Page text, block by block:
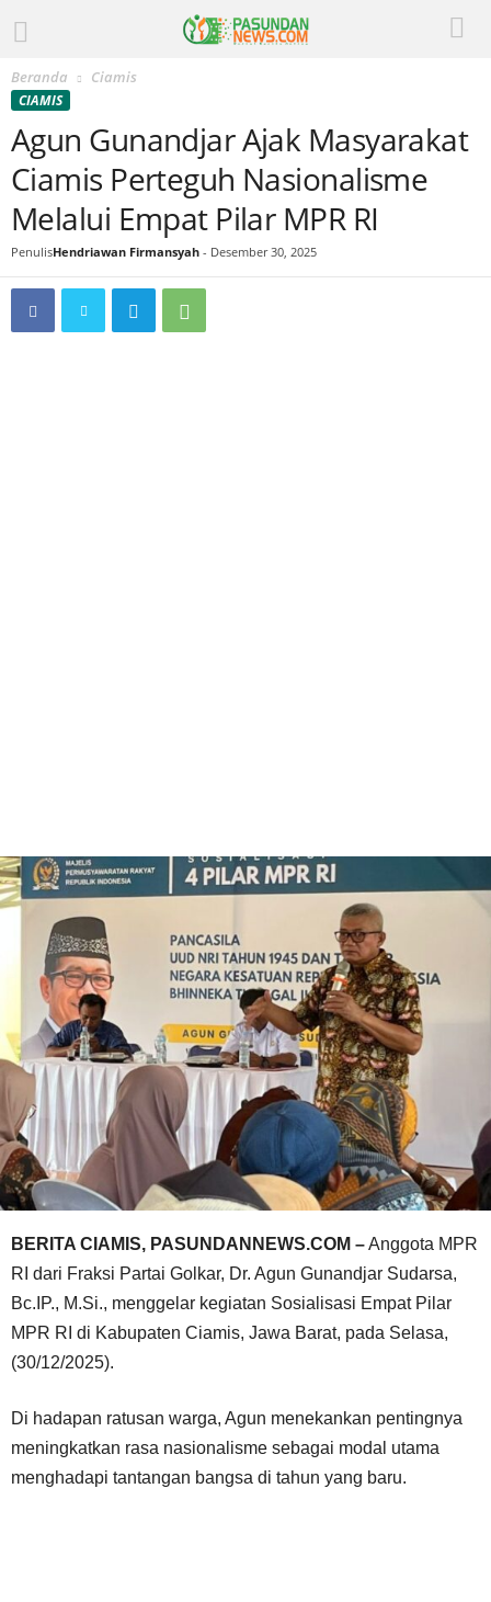
Beranda Ciamis
CIAMIS
Agun Gunandjar Ajak Masyarakat
Ciamis Perteguh Nasionalisme
Melalui Empat Pilar MPR RI
PenulisHendriawan Firmansyah - Desember 30, 2025
BERITA CIAMIS, PASUNDANNEWS.COM –Anggota MPR
RI dari Fraksi Partai Golkar, Dr. Agun Gunandjar Sudarsa,
Bc.IP., M.Si., menggelar kegiatan Sosialisasi Empat Pilar
MPR RI di Kabupaten Ciamis, Jawa Barat, pada Selasa,
(30/12/2025).
Di hadapan ratusan warga, Agun menekankan pentingnya
meningkatkan rasa nasionalisme sebagai modal utama
menghadapi tantangan bangsa di tahun yang baru.